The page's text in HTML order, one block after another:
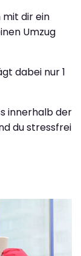
mit dir ein
Umzug
dabei nur 1
innerhalb der
du stressfrei